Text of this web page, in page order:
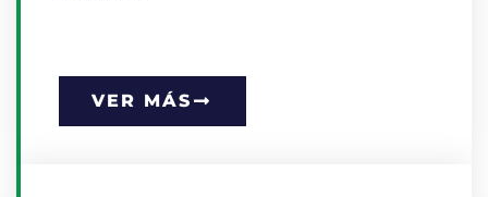
VER MÁS